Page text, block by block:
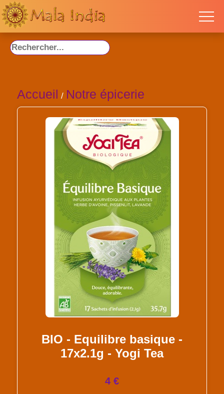
Accueil / Notre épicerie
BIO - Equilibre basique -
17x2.1g - Yogi Tea
4 €